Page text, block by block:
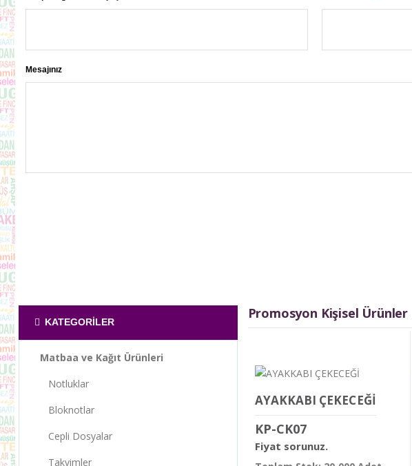
Mesajınız
KATEGORILER
Matbaa ve Kağıt Ürünleri
Notluklar
Bloknotlar
Cepli Dosyalar
Takvimler
Promosyon Kişisel Ürünler
AYAKKABI ÇEKECEĞİ
KP-CK07
Fiyat sorunuz.